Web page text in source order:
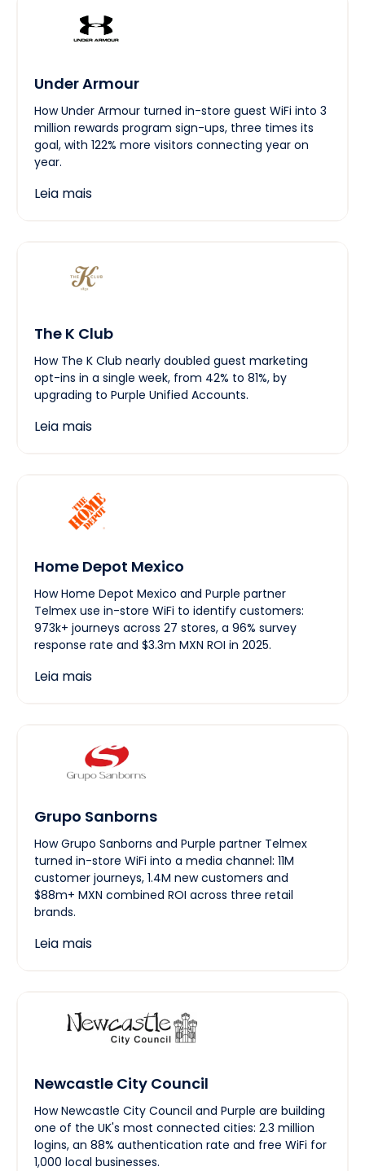
Under Armour
How Under Armour turned in-store guest WiFi into 3
million rewards program sign-ups, three times its
goal, with 122% more visitors connecting year on
year.
Leia mais
The K Club
How The K Club nearly doubled guest marketing
opt-ins in a single week, from 42% to 81%, by
upgrading to Purple Unified Accounts.
Leia mais
Home Depot Mexico
How Home Depot Mexico and Purple partner
Telmex use in-store WiFi to identify customers:
973k+ journeys across 27 stores, a 96% survey
response rate and $3.3m MXN ROI in 2025.
Leia mais
Grupo Sanborns
How Grupo Sanborns and Purple partner Telmex
turned in-store WiFi into a media channel: 11M
customer journeys, 1.4M new customers and
$88m+ MXN combined ROI across three retail
brands.
Leia mais
Newcastle City Council
How Newcastle City Council and Purple are building
one of the UK's most connected cities: 2.3 million
logins, an 88% authentication rate and free WiFi for
1,000 local businesses.